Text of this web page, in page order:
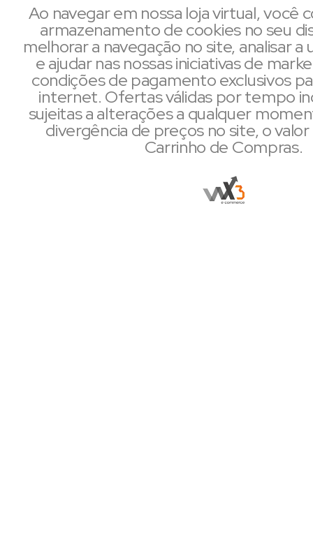
Ao navegar em nossa loja virtual, você
armazenamento de cookies no seu
melhorar a navegação no site, analisar a
e ajudar nas nossas iniciativas de
condições de pagamento exclusivos
internet. Ofertas válidas por tempo
sujeitas a alterações a qualquer
divergência de preços no site, o
Carrinho de Compras.